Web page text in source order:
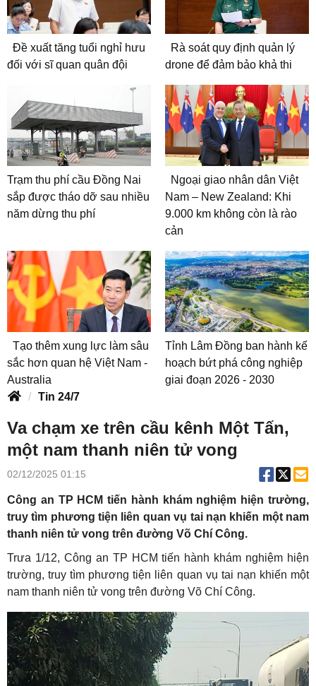
Đề xuất tăng tuổi nghỉ hưu
đối với sĩ quan quân đội
Rà soát quy định quản lý
drone để đảm bảo khả thi
Trạm thu phí cầu Đồng Nai
sắp được tháo dỡ sau nhiều
năm dừng thu phí
Ngoại giao nhân dân Việt
Nam – New Zealand: Khi
9.000 km không còn là rào
cản
Tạo thêm xung lực làm sâu
sắc hơn quan hệ Việt Nam -
Australia
Tỉnh Lâm Đồng ban hành kế
hoạch bứt phá công nghiệp
giai đoạn 2026 - 2030
Tin 24/7
Va chạm xe trên cầu kênh Một Tấn,
một nam thanh niên tử vong
02/12/2025 01:15
Công an TP HCM tiến hành khám nghiệm hiện trường,
truy tìm phương tiện liên quan vụ tai nạn khiến một nam
thanh niên tử vong trên đường Võ Chí Công.
Trưa 1/12, Công an TP HCM tiến hành khám nghiệm hiện
trường, truy tìm phương tiện liên quan vụ tai nạn khiến một
nam thanh niên tử vong trên đường Võ Chí Công.